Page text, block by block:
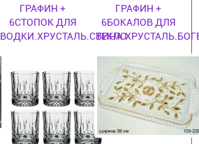
ГРАФИН +
6СТОПОК ДЛЯ
ВОДКИ.ХРУСТАЛЬ.СТЕКЛО
ГРАФИН +
6БОКАЛОВ ДЛЯ